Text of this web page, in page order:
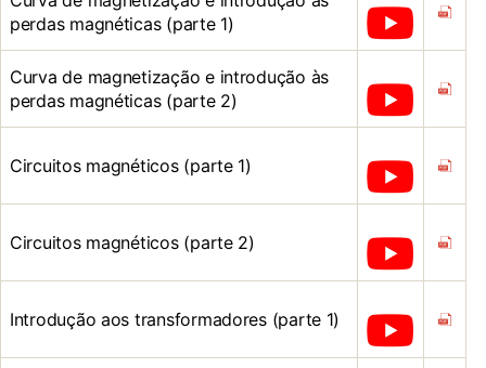
perdas magnéticas (parte 1)
Curva de magnetização e introdução às
perdas magnéticas (parte 2)
Circuitos magnéticos (parte 1)
Circuitos magnéticos (parte 2)
Introdução aos transformadores (parte 1)